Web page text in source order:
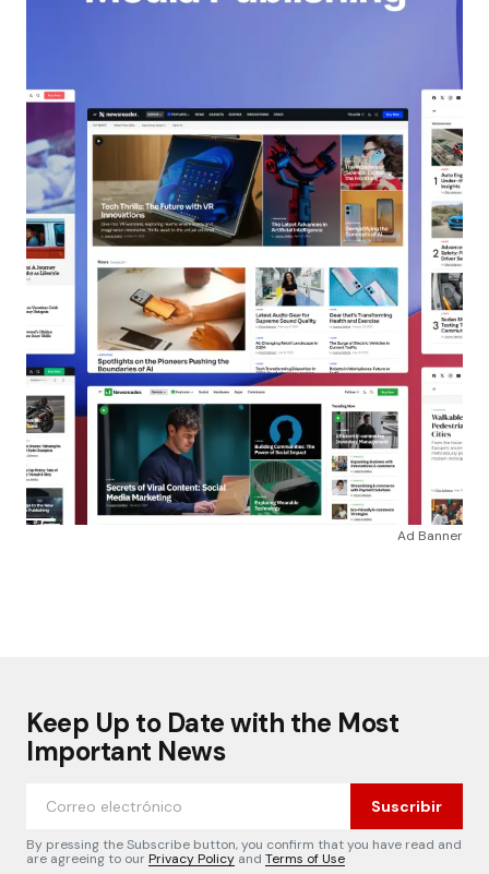
Ad Banner
Keep Up to Date with the Most
Important News
Suscribir
By pressing the Subscribe button, you confirm that you have read and
are agreeing to ourPrivacy Policy and Terms of Use